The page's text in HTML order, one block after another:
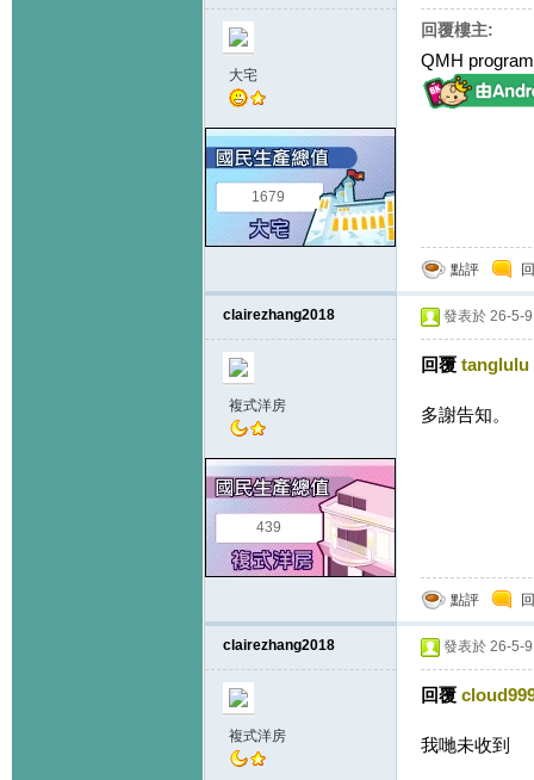
大宅
1679
回覆樓主:
QMH
點評
clairezhang2018
複式洋房
439
發表於 26-5-
回覆 tanglulu
多謝告知。
點評
clairezhang2018
複式洋房
發表於 26-5-
回覆
我哋未收到